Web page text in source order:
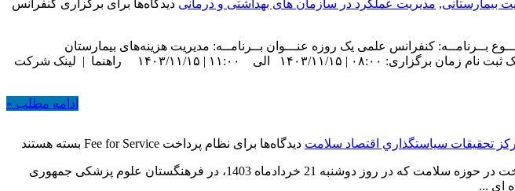
بیمارستانی, مدیریت عملکرد در سازمان های بهداشتی و درمانی دیدگاه‌ها برای برگزاری کنفرانس
بــرنامــه: کنفرانس علمی یک روزه عنـــوان بــرنامــه: مدیریت هزینه‌های بیمارستان
مشخصــات اجرای برنامــه زمان ثبت نام: ۰۸:۲۵ | ۱۴۰۳/۱۱/۰۸ الی ۱۱:۰۰ | ۱۴۰۳/۱۱/۱۵ راهنما | لینک ثبت نام زمان برگزاری: ۰۸:۰۰ | ۱۴۰۳/۱۱/۱۵ الی ۱۱:۰۰ | ۱۴۰۳/۱۱/۱۵ راهنما | لینک شرکت
ادامه مطلب »
تحقيقات سياستگذاري اقتصاد سلامت دیدگاه‌ها برای نظام پرداخت Fee for Service بسته هستند
دکترخلیل علی محمدزاده رئیس مرکز سیاستگذاری اقتصاد سلامت در کنفرانس تحلیل انواع نظام های پرداخت در حوزه سلامت که در روز دوشنبه 21 خردادماه 1403، در فرهنگستان علوم پزشکی جمهوری